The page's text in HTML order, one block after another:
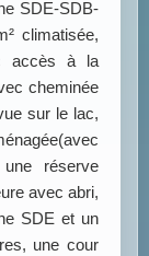
SDE-SDB-
climatisée,
accès à la
cheminée
sur le lac,
réserve
avec abri,
SDE et un
une cour